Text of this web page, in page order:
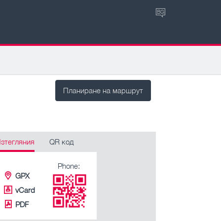
BG
Планиране на маршрут
QR код
GPX
vCard
PDF
Phone: